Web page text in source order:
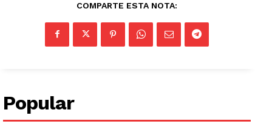
COMPARTE ESTA NOTA:
Popular